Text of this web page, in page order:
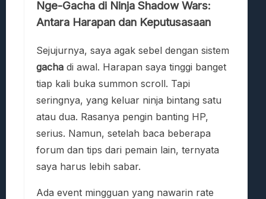
Nge-Gacha di Ninja Shadow Wars:
Antara Harapan dan Keputusasaan
Sejujurnya, saya agak sebel dengan sistem
gacha di awal. Harapan saya tinggi banget
tiap kali buka summon scroll. Tapi
seringnya, yang keluar ninja bintang satu
atau dua. Rasanya pengin banting HP,
serius. Namun, setelah baca beberapa
forum dan tips dari pemain lain, ternyata
saya harus lebih sabar.
Ada event mingguan yang nawarin rate